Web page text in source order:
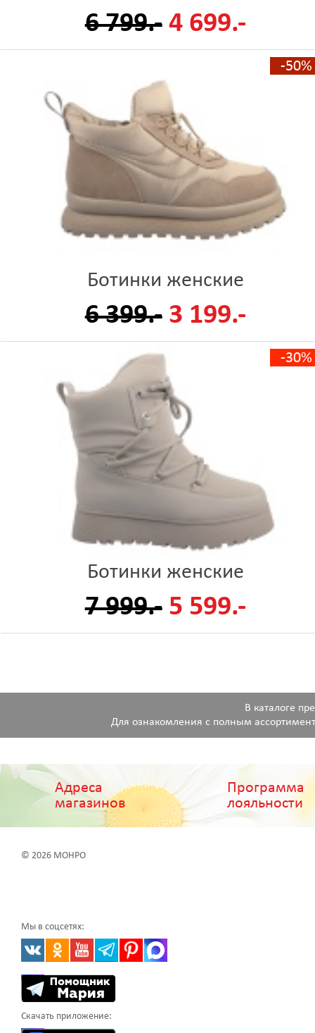
6 799.- 4 699.-
-50%
Ботинки женские
6 399.- 3 199.-
-30%
Ботинки женские
7 999.- 5 599.-
В каталоге
Для ознакомления с полным
Адреса
магазинов
Программа
лояльности
© 2026 МОНРО
Мы в соцсетях:
Скачать приложение: